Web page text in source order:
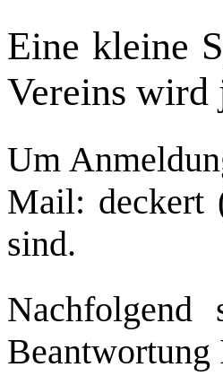
Eine kleine
Vereins wird
Um
Mail: deckert
sind.
Beantwortung